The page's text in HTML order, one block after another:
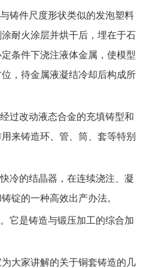
铸件尺度形状类似的发泡塑料
耐火涂层并烘干后，埋在于石
条件下浇注液体金属，使模型
，待金属液凝结冷却后构成所
过改动液态合金的充填铸型和
来铸造环、管、筒、套等特别
冷的结晶器，在连续浇注、凝
锭的一种高效出产办法。
它是铸造与锻压加工的综合加
大家讲解的关于铜套铸造的几